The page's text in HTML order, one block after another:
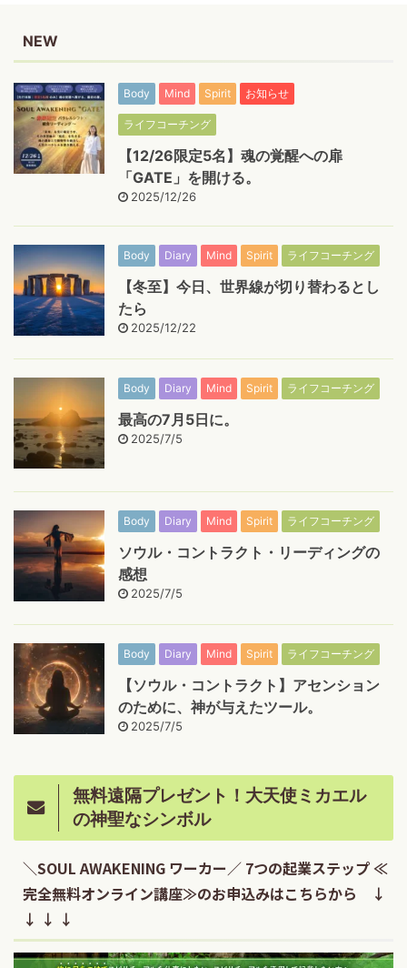
NEW
Body Mind Spirit お知らせ
ライフコーチング
【12/26限定5名】魂の覚醒への扉
「GATE」を開ける。
2025/12/26
Body Diary Mind Spirit ライフコーチング
【冬至】今日、世界線が切り替わるとし
たら
2025/12/22
Body Diary Mind Spirit ライフコーチング
最高の7月5日に。
2025/7/5
Body Diary Mind Spirit ライフコーチング
ソウル・コントラクト・リーディングの
感想
2025/7/5
Body Diary Mind Spirit ライフコーチング
【ソウル・コントラクト】アセンション
のために、神が与えたツール。
2025/7/5
無料遠隔プレゼント！大天使ミカエル
の神聖なシンボル
＼SOUL AWAKENING ワーカー／ 7つの起業ステップ ≪
完全無料オンライン講座≫のお申込みはこちらから ↓
↓ ↓ ↓